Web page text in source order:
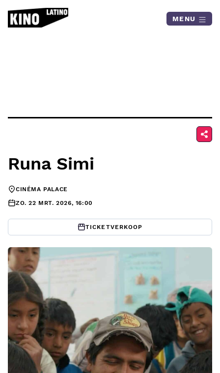
MENU
Runa Simi
CINÉMA PALACE
ZO. 22 MRT. 2026, 16:00
TICKETVERKOOP